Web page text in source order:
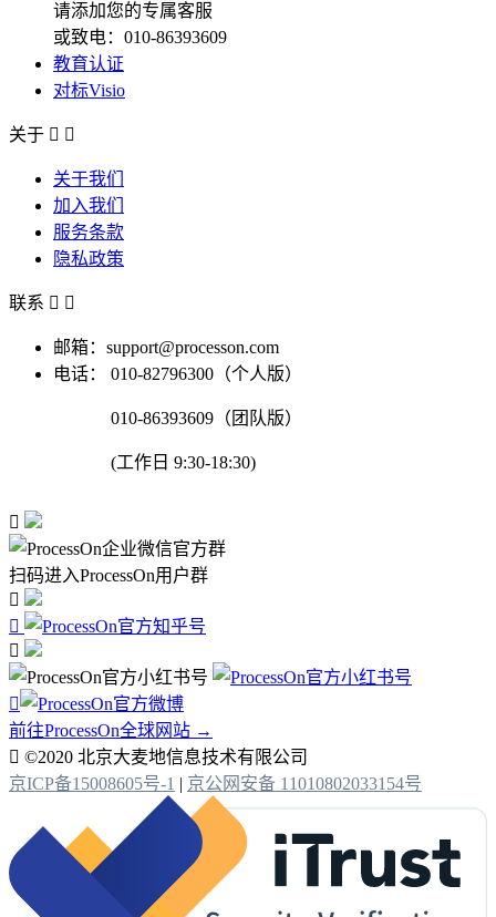
请添加您的专属客服
或致电：010-86393609
教育认证
对标Visio
关于  
关于我们
加入我们
服务条款
隐私政策
联系  
邮箱：support@processon.com
电话：
010-82796300（个人版）
010-86393609（团队版）
(工作日 9:30-18:30)

扫码进入ProcessOn用户群




前往ProcessOn全球网站 →
 ©2020 北京大麦地信息技术有限公司
京ICP备15008605号-1 | 京公网安备 11010802033154号